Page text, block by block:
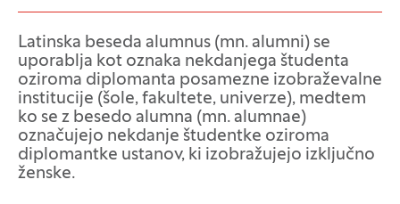
Latinska beseda alumnus (mn. alumni) se
uporablja kot oznaka nekdanjega študenta
oziroma diplomanta posamezne izobraževalne
institucije (šole, fakultete, univerze), medtem
ko se z besedo alumna (mn. alumnae)
označujejo nekdanje študentke oziroma
diplomantke ustanov, ki izobražujejo izključno
ženske.